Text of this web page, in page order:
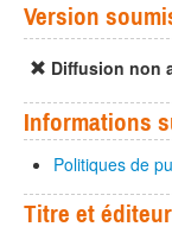
Version
Diffusion non
Informations
Politiques de
Titre et